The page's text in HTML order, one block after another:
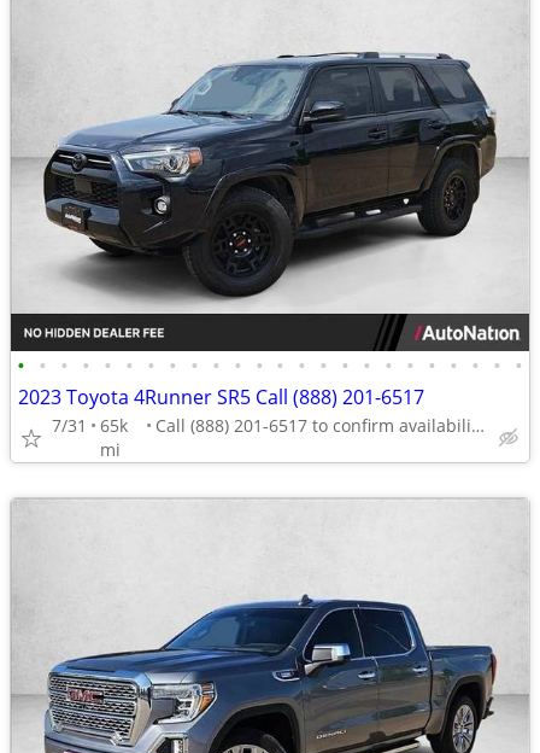
• • • • • • • • • • • • • • • • • • • • • • • •
2023 Toyota 4Runner SR5 Call (888) 201-6517
7/31
65k
mi
Call (888) 201-6517 to confirm availability - May 14th